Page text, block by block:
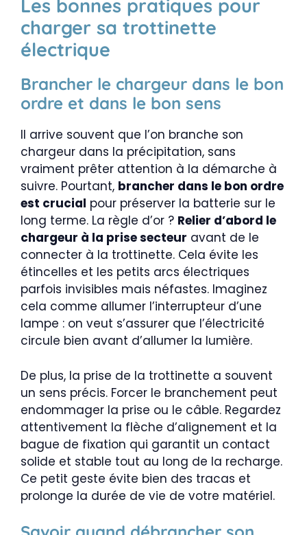
Les bonnes pratiques pour
charger sa trottinette
électrique
Brancher le chargeur dans le bon
ordre et dans le bon sens
Il arrive souvent que l’on branche son
chargeur dans la précipitation, sans
vraiment prêter attention à la démarche à
suivre. Pourtant, brancher dans le bon ordre
est crucial pour préserver la batterie sur le
long terme. La règle d’or ? Relier d’abord le
chargeur à la prise secteur avant de le
connecter à la trottinette. Cela évite les
étincelles et les petits arcs électriques
parfois invisibles mais néfastes. Imaginez
cela comme allumer l’interrupteur d’une
lampe : on veut s’assurer que l’électricité
circule bien avant d’allumer la lumière.
De plus, la prise de la trottinette a souvent
un sens précis. Forcer le branchement peut
endommager la prise ou le câble. Regardez
attentivement la flèche d’alignement et la
bague de fixation qui garantit un contact
solide et stable tout au long de la recharge.
Ce petit geste évite bien des tracas et
prolonge la durée de vie de votre matériel.